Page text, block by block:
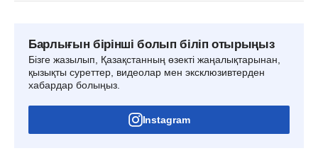
Барлығын бірінші болып біліп отырыңыз
Бізге жазылып, Қазақстанның өзекті жаңалықтарынан,
қызықты суреттер, видеолар мен эксклюзивтерден
хабардар болыңыз.
Instagram